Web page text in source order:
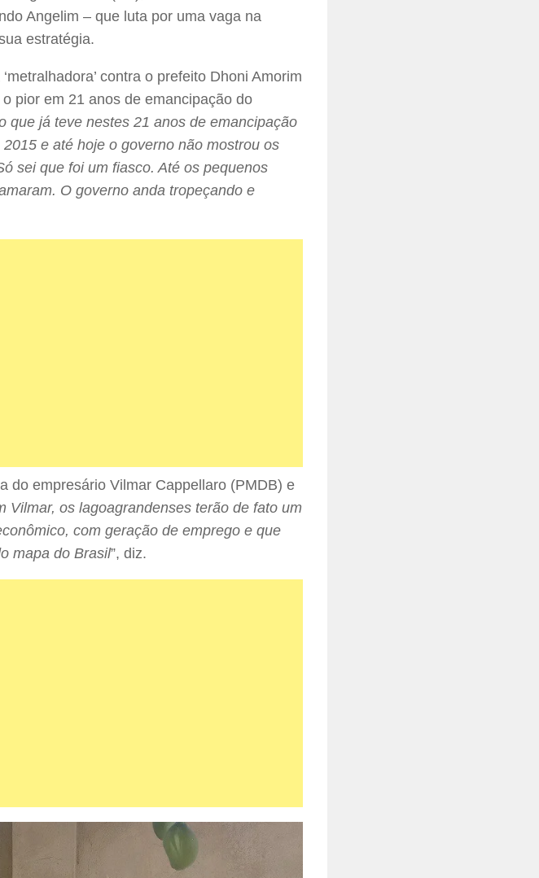
Angelim – que luta por uma vaga na
estratégia.
contra o prefeito Dhoni Amorim
pior em 21 anos de emancipação do
que já teve nestes 21 anos de emancipação
e até hoje o governo não mostrou os
sei que foi um fiasco. Até os pequenos
O governo anda tropeçando e
do empresário Vilmar Cappellaro (PMDB) e
Vilmar, os lagoagrandenses terão de fato um
com geração de emprego e que
mapa do Brasil”, diz.